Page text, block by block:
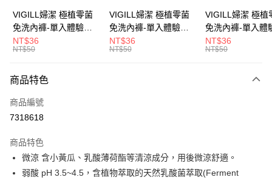
Google Pay
全盈+PAY
大哥付你分期
【大哥付你分期使用說明】
1.本服務由台灣大哥大提供，台灣大哥大用戶可立即使用無須另外申請。
流程，驗證手機門號後，選擇欲分期的期數、繳款截止日，確認付款後即完
成交易。
3.實際核准額度、可分期數及費用金額請依後續交易確認頁面所載為準。
4.訂單成立30分鐘內，如未前往確認交易或遇審核未通過，訂單將自動取
AFTEE先享後付
【關於「AFTEE先享後付」】
AFTEE先享後付是「在收到商品之後才付款」的支付方式。 讓您購物簡單
便利好安心！
１．簡單：不需註冊會員、不需綁卡、不需儲值。
ATM付款
VIGILL婦潔 極植零菌
免洗內褲-單入體驗包
(S) ◇完美服貼。零束
縛◇
NT$36
NT$50
VIGILL婦潔 極植零菌
免洗內褲-單入體驗包
(M) ◇完美服貼。零束
縛◇
NT$36
NT$50
VIGILL婦潔 極植
免洗內褲-單入體
(L) ◇完美服貼。零束
縛◇
NT$36
NT$50
商品特色
商品編號
7318618
商品特色
微涼 含小黃瓜、乳酸薄荷酯等清涼成分，用後微涼舒適。
弱酸 pH 3.5~4.5，含植物萃取的天然乳酸菌萃取(Ferment